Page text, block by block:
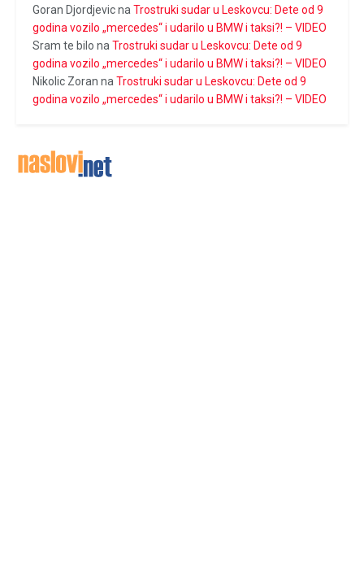
Goran DjordjevicnaTrostruki sudar u Leskovcu: Dete od 9
godina vozilo „mercedes“ i udarilo u BMW i taksi?! – VIDEO
Sram te bilo naTrostruki sudar u Leskovcu: Dete od 9
godina vozilo „mercedes“ i udarilo u BMW i taksi?! – VIDEO
Nikolic Zoran naTrostruki sudar u Leskovcu: Dete od 9
godina vozilo „mercedes“ i udarilo u BMW i taksi?! – VIDEO